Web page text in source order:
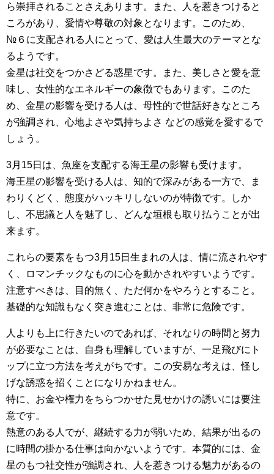
ら崇拝されることさえあります。また、人を惹きつけると
ころがあり、愛情や尊敬の対象となります。このため、
№６に支配される人にとって、愛は人生最大のテーマとな
るようです。
金星は社交をつかさどる惑星です。また、美しさと愛を意
味し、女性的なエネルギーの象徴でもあります。このた
め、金星の影響を受ける人は、母性的で世話好きなところ
が強調され、心地よさや気持ちよさ などの感覚を愛するで
しょう。
3月15日は、魚座を支配する海王星の影響も受けます。
海王星の影響を受ける人は、知的で深みがある一方で、ま
わりくどく、態度がハッキリしないのが特徴です。しか
し、不思議と人を魅了し、どんな垣根も取り払うことが出
来ます。
これらの要素をもつ3月15日生まれの人は、情に流されやす
く、ロマンチックなものに心を動かされやすいようです。
注意すべきは、目的無く、ただ何かをやろうとすること。
基礎的な知識もなく突き進むことは、非常に危険です。
人よりも上に行きたいのであれば、それなりの時間と努力
が必要なことは、自身も理解していますが、一足飛びにト
ップに立つ方法を考えがちです。この安易な考えは、怪し
げな誘惑を招くことになりかねません。
特に、お金や権力をちらつかせた見せかけの誘いには要注
意です。
熱意のある人でが、継続する力が弱いため、結果が出るの
に時間の掛かる仕事は向かないようです。本質的には、金
星のもつ社交性が強調され、人を惹きつける魅力があるの